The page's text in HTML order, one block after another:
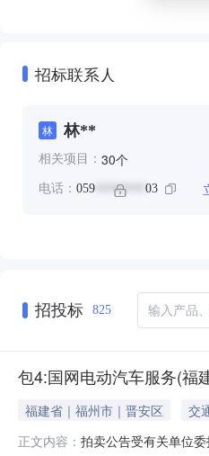
招标联系人
林 林**
相关项目： 30个
电话： 059 ******** 03
招投标 825
包4:国网电动汽车服务(福
福建省｜福州市｜晋安区 交
正文内容： 拍卖公告受有关单位